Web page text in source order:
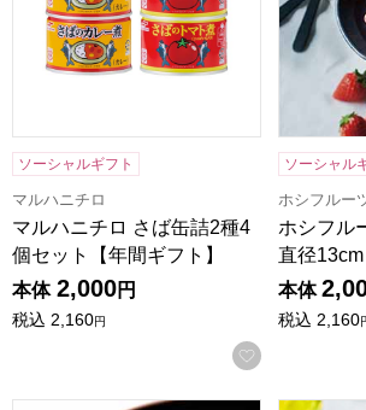
ソーシャルギフト
マルハニチロ
マルハニチロ さば缶詰2種4
個セット【年間ギフト】
本体 2,000円
税込 2,160円
お気に入り
ソーシャル
ホシフルー
ホシフル
直径13cm
本体
税込 2,160